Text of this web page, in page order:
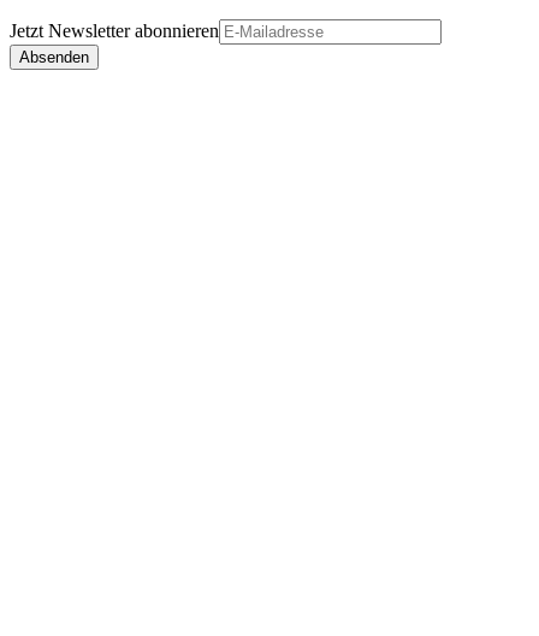
Jetzt Newsletterabonnieren
Absenden